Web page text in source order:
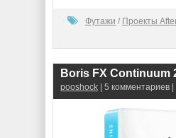
Футажи / Проекты
pooshock | 5 комментариев